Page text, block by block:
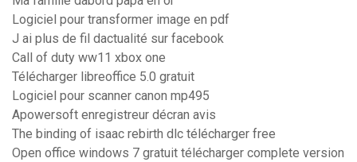
Logiciel pour transformer image en pdf
J ai plus de fil dactualité sur facebook
Call of duty ww11 xbox one
Télécharger libreoffice 5.0 gratuit
Logiciel pour scanner canon mp495
Apowersoft enregistreur décran avis
The binding of isaac rebirth dlc télécharger free
Open office windows 7 gratuit télécharger complete version